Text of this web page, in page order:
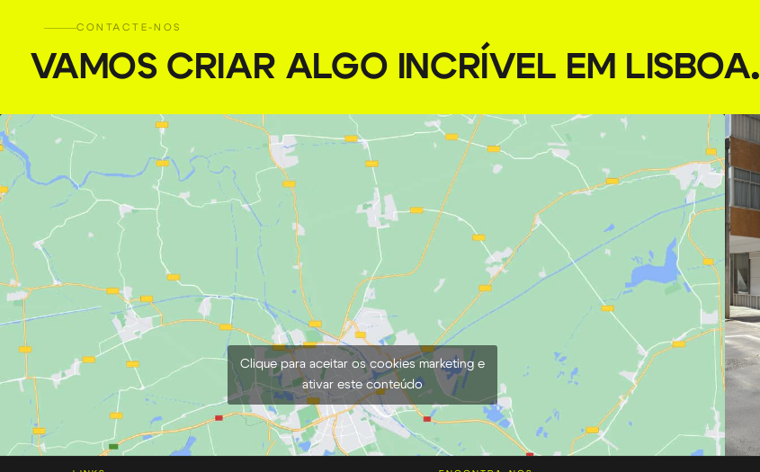
CONTACTE-NOS
VAMOS CRIAR ALGO INCRÍVEL EM LISBOA.
Clique para aceitar os cookies marketing e
ativar este conteúdo